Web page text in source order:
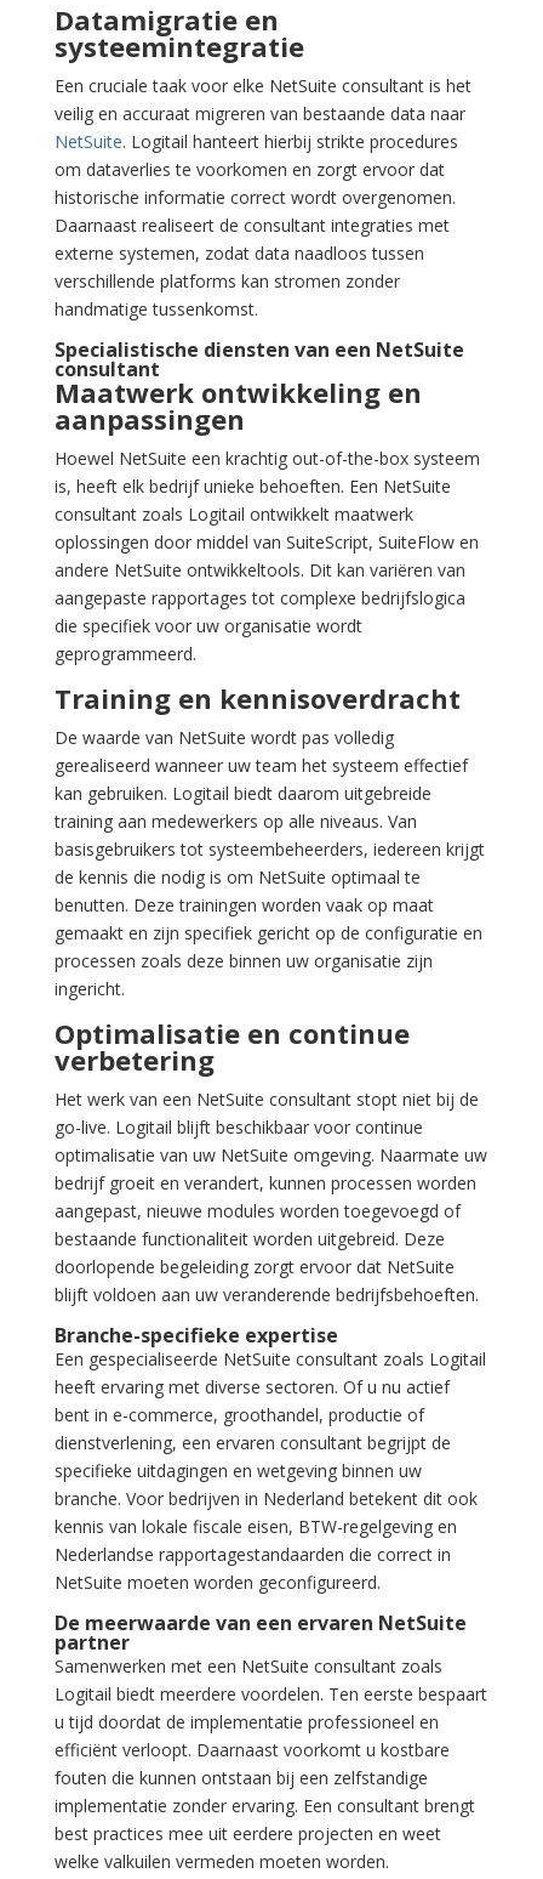
Datamigratie en
systeemintegratie
Een cruciale taak voor elke NetSuite consultant is het
veilig en accuraat migreren van bestaande data naar
NetSuite. Logitail hanteert hierbij strikte procedures
om dataverlies te voorkomen en zorgt ervoor dat
historische informatie correct wordt overgenomen.
Daarnaast realiseert de consultant integraties met
externe systemen, zodat data naadloos tussen
verschillende platforms kan stromen zonder
handmatige tussenkomst.
Specialistische diensten van een NetSuite
consultant
Maatwerk ontwikkeling en
aanpassingen
Hoewel NetSuite een krachtig out-of-the-box systeem
is, heeft elk bedrijf unieke behoeften. Een NetSuite
consultant zoals Logitail ontwikkelt maatwerk
oplossingen door middel van SuiteScript, SuiteFlow en
andere NetSuite ontwikkeltools. Dit kan variëren van
aangepaste rapportages tot complexe bedrijfslogica
die specifiek voor uw organisatie wordt
geprogrammeerd.
Training en kennisoverdracht
De waarde van NetSuite wordt pas volledig
gerealiseerd wanneer uw team het systeem effectief
kan gebruiken. Logitail biedt daarom uitgebreide
training aan medewerkers op alle niveaus. Van
basisgebruikers tot systeembeheerders, iedereen krijgt
de kennis die nodig is om NetSuite optimaal te
benutten. Deze trainingen worden vaak op maat
gemaakt en zijn specifiek gericht op de configuratie en
processen zoals deze binnen uw organisatie zijn
ingericht.
Optimalisatie en continue
verbetering
Het werk van een NetSuite consultant stopt niet bij de
go-live. Logitail blijft beschikbaar voor continue
optimalisatie van uw NetSuite omgeving. Naarmate uw
bedrijf groeit en verandert, kunnen processen worden
aangepast, nieuwe modules worden toegevoegd of
bestaande functionaliteit worden uitgebreid. Deze
doorlopende begeleiding zorgt ervoor dat NetSuite
blijft voldoen aan uw veranderende bedrijfsbehoeften.
Branche-specifieke expertise
Een gespecialiseerde NetSuite consultant zoals Logitail
heeft ervaring met diverse sectoren. Of u nu actief
bent in e-commerce, groothandel, productie of
dienstverlening, een ervaren consultant begrijpt de
specifieke uitdagingen en wetgeving binnen uw
branche. Voor bedrijven in Nederland betekent dit ook
kennis van lokale fiscale eisen, BTW-regelgeving en
Nederlandse rapportagestandaarden die correct in
NetSuite moeten worden geconfigureerd.
De meerwaarde van een ervaren NetSuite
partner
Samenwerken met een NetSuite consultant zoals
Logitail biedt meerdere voordelen. Ten eerste bespaart
u tijd doordat de implementatie professioneel en
efficiënt verloopt. Daarnaast voorkomt u kostbare
fouten die kunnen ontstaan bij een zelfstandige
implementatie zonder ervaring. Een consultant brengt
best practices mee uit eerdere projecten en weet
welke valkuilen vermeden moeten worden.